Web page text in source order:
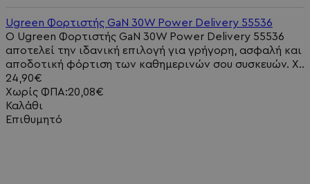
Ugreen Φορτιστής GaN 30W Power Delivery 55536
Ο Ugreen Φορτιστής GaN 30W Power Delivery 55536
αποτελεί την ιδανική επιλογή για γρήγορη, ασφαλή και
αποδοτική φόρτιση των καθημερινών σου συσκευών. Χ..
24,90€
Χωρίς ΦΠΑ:20,08€
Καλάθι
Επιθυμητό